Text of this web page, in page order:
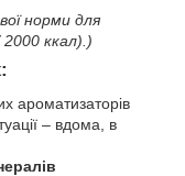
норми для
ккал).)
ароматизаторів
– вдома, в